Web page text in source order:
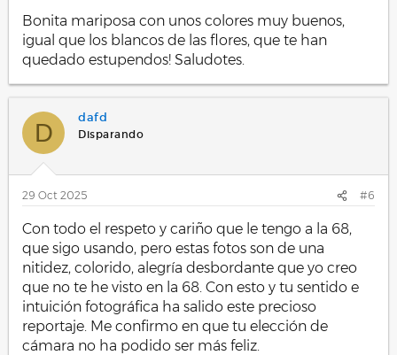
Bonita mariposa con unos colores muy buenos,
igual que los blancos de las flores, que te han
quedado estupendos! Saludotes.
D
dafd
Disparando
29 Oct 2025 #6
Con todo el respeto y cariño que le tengo a la 68,
que sigo usando, pero estas fotos son de una
nitidez, colorido, alegría desbordante que yo creo
que no te he visto en la 68. Con esto y tu sentido e
intuición fotográfica ha salido este precioso
reportaje. Me confirmo en que tu elección de
cámara no ha podido ser más feliz.